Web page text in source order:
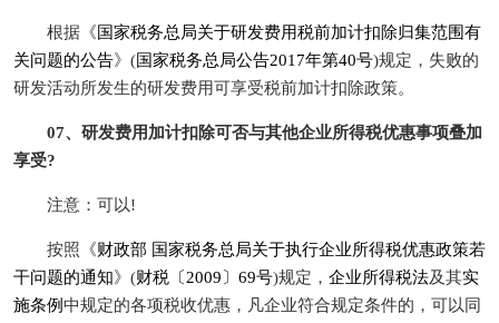
根据《国家税务总局关于研发费用税前加计扣除归集范围有
关问题的公告》(国家税务总局公告2017年第40号)规定，失败的
研发活动所发生的研发费用可享受税前加计扣除政策。
07、研发费用加计扣除可否与其他企业所得税优惠事项叠加
享受?
注意：可以!
按照《财政部 国家税务总局关于执行企业所得税优惠政策若
干问题的通知》(财税〔2009〕69号)规定， 企业所得税法及其实
施条例中规定的各项税收优惠，凡企业符合规定条件的，可以同